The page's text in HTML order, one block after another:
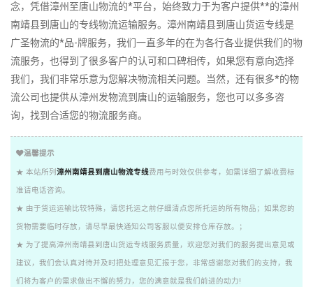
念，凭借漳州至唐山物流的*平台，始终致力于为客户提供**的漳州
南靖县到唐山的专线物流运输服务。漳州南靖县到唐山货运专线是
广圣物流的*品-牌服务，我们一直多年的在为各行各业提供我们的物
流服务，也得到了很多客户的认可和口碑相传，如果您有意向选择
我们，我们非常乐意为您解决物流相关问题。当然，还有很多*的物
流公司也提供从漳州发物流到唐山的运输服务，您也可以多多咨
询，找到合适您的物流服务商。
温馨提示
★ 本站所列 漳州南靖县到唐山物流专线费用与时效仅供参考，如需详细了解收费标
准请电话咨询。
★ 由于货运运输比较特殊，请您托运之前仔细清点您所托运的所有物品；如果您的
货物需要临时存放，请尽早最快通知公司客服以便安排仓库存放。；
★ 为了提高漳州南靖县到唐山货运专线服务质量，欢迎您对我们的服务提出意见或
建议，我们会认真对待并及时把处理意见汇报于您，非常感谢您对我们的支持，我
们将为客户的需求做出不懈的努力，您的满意就是我们前进的动力!